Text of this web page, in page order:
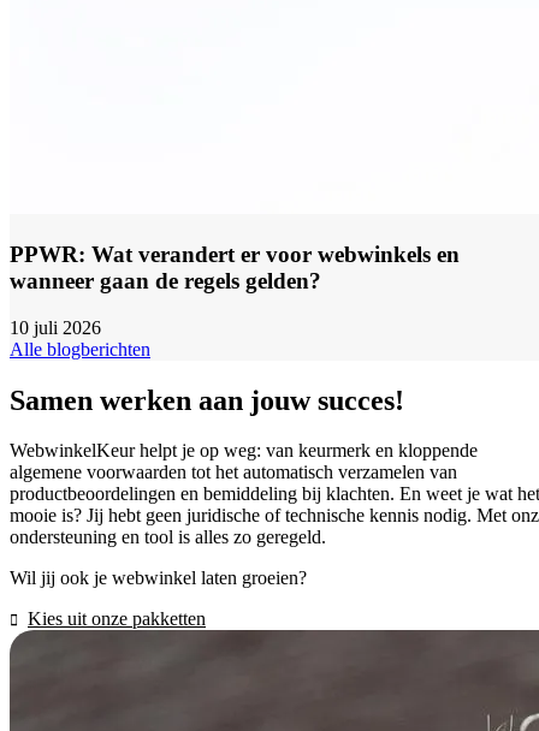
PPWR: Wat verandert er voor webwinkels en
wanneer gaan de regels gelden?
10 juli 2026
Alle blogberichten
Samen werken aan jouw succes!
WebwinkelKeur helpt je op weg: van keurmerk en kloppende
algemene voorwaarden tot het automatisch verzamelen van
productbeoordelingen en bemiddeling bij klachten. En weet je wat het
mooie is? Jij hebt geen juridische of technische kennis nodig. Met
ondersteuning en tool is alles zo geregeld.
Wil jij ook je webwinkel laten groeien?
Kies uit onze pakketten